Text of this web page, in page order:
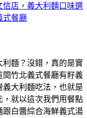
信店，義大利麵口味選
式餐廳
麵？沒錯，真的是實
間竹北義式餐廳有籽義
大利麵吃法，也就是
就以這次我們用餐點
白醬綜合海鮮義式湯